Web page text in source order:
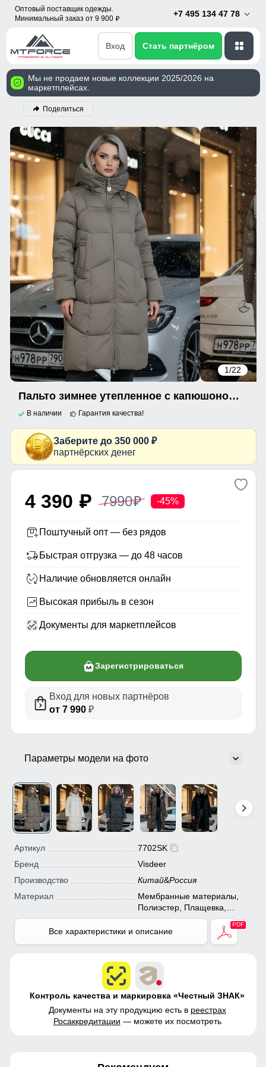
Оптовый поставщик одежды.
Минимальный заказ от 9 900 p
+7 495 134 47 78
Вход Стать партнёром
Мы не продаем новые коллекции 2025/2026 на
маркетплейсах.
Поделиться
1/22
Пальто зимнее утепленное с капюшоном женское светло-коричневого цвета 7702SK
В наличии Гарантия качества!
Заберите до 350 000 ₽
партнёрских денег
4 390 p 7990p -45%
Поштучный опт — без рядов
Быстрая отгрузка — до 48 часов
Наличие обновляется онлайн
Высокая прибыль в сезон
Документы для маркетплейсов
Зарегистрироваться
Вход для новых партнёров
от 7 990₽
Параметры модели на фото
Артикул
7702SK
Бренд
Visdeer
Производство
Китай&Россия
Материал
Мембранные материалы,
Полиэстер, Плащевка,
Болонь, Экологичные
материалы
Все характеристики и описание
Контроль качества и маркировка «Честный ЗНАК»
Документы на эту продукцию есть в реестрах
Росаккредитации — можете их посмотреть